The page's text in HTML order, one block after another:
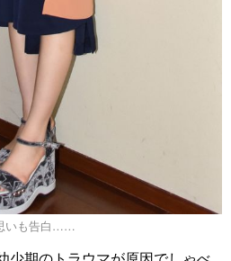
いも告白……